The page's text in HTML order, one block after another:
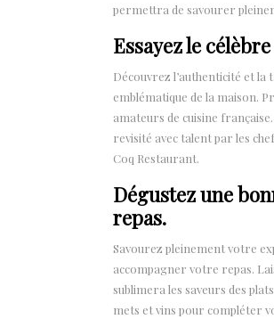
permettra de savourer
Essayez le
Découvrez l’authenticité et
emblématique de la maison.
amateurs de cuisine
revisité avec talent par les
Coq Restaurant.
Dégustez une
repas.
Savourez pleinement votre
accompagner votre repas.
sublimera les saveurs des
mets et vins pour compléter